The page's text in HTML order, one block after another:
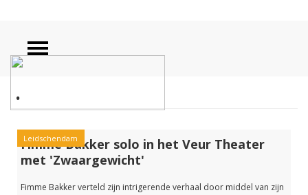
.
Leidschendam
Fimme Bakker solo in het Veur Theater
met 'Zwaargewicht'
Fimme Bakker verteld zijn intrigerende verhaal door middel van zijn